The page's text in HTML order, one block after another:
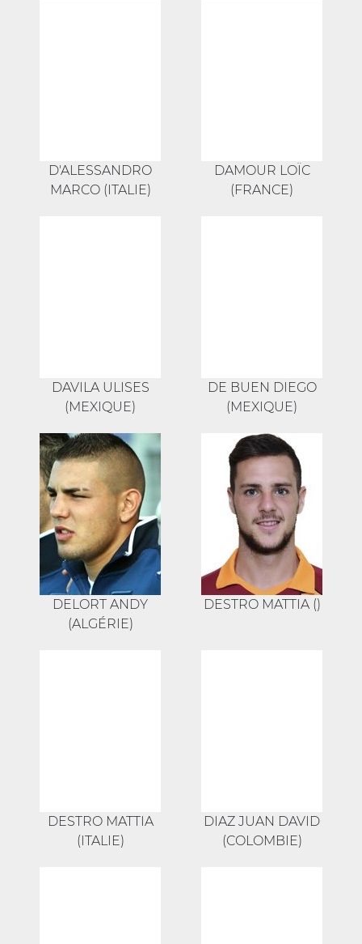
D'ALESSANDRO
MARCO (ITALIE)
DAMOUR LOÏC
(FRANCE)
DAVILA ULISES
(MEXIQUE)
DE BUEN DIEGO
(MEXIQUE)
DELORT ANDY
(ALGÉRIE)
DESTRO MATTIA ()
DESTRO MATTIA
(ITALIE)
DIAZ JUAN DAVID
(COLOMBIE)